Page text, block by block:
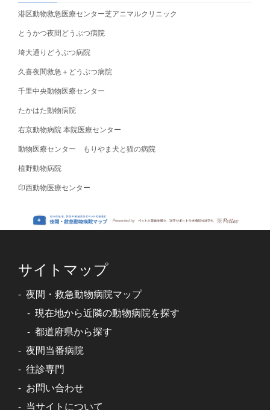
港区動物救急医療センター芝アニマルクリニック
とうかつ夜間どうぶつ病院
埼大通りどうぶつ病院
久喜夜間救急＋どうぶつ病院
千里中央動物医療センター
たかはた動物病院
右京動物病院 本院医療センター
動物医療センター もりやま犬と猫の病院
植野動物病院
印西動物医療センター
サイトマップ
夜間・救急動物病院マップ
現在地から近隣の動物病院を探す
都道府県から探す
夜間当番病院
往診専門
お問い合わせ
当サイトについて